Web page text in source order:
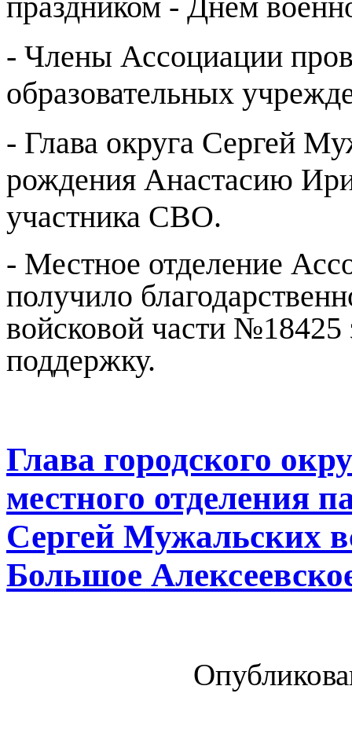
- Члены Ассоциации
образовательных
- Глава округа Сергей
рождения Анастасию
участника СВО.
- Местное отделение
получило
войсковой части
поддержку.
Глава городского
местного отделения
Сергей Мужальских
Большое